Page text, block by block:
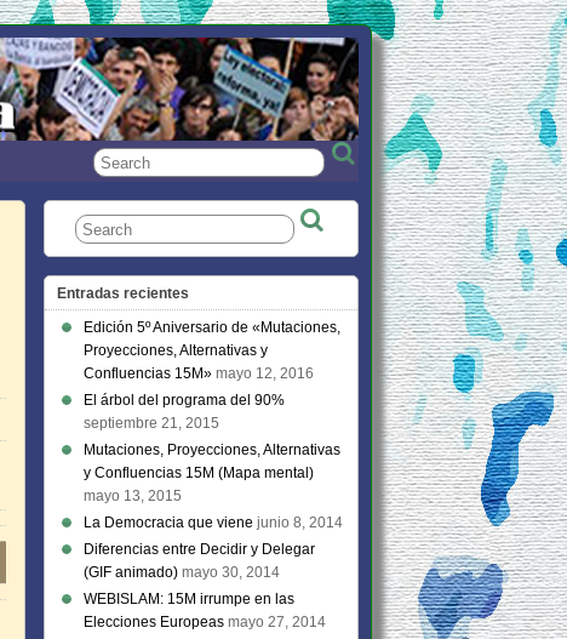
Entradas recientes
Edición 5º Aniversario de «Mutaciones,
Proyecciones, Alternativas y
Confluencias 15M» mayo 12, 2016
El árbol del programa del 90%
septiembre 21, 2015
Mutaciones, Proyecciones, Alternativas
y Confluencias 15M (Mapa mental)
mayo 13, 2015
La Democracia que viene junio 8, 2014
Diferencias entre Decidir y Delegar
(GIF animado) mayo 30, 2014
WEBISLAM: 15M irrumpe en las
Elecciones Europeas mayo 27, 2014